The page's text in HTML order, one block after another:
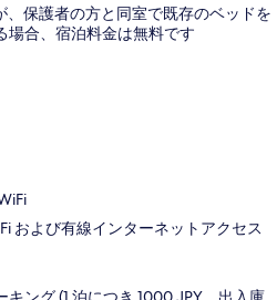
、保護者の方と同室で既存のベッドを
場合、宿泊料金は無料です
および有線インターネットアクセス